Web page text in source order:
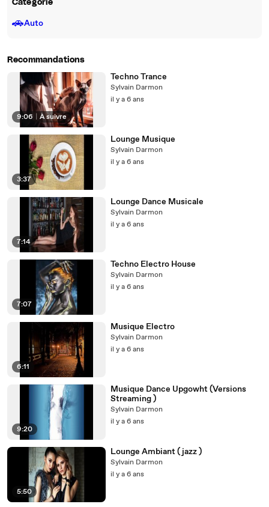
Catégorie
🚗Auto
Recommandations
9:06 À suivre
Techno Trance
Sylvain Darmon
il y a 6 ans
3:37
Lounge Musique
Sylvain Darmon
il y a 6 ans
7:14
Lounge Dance Musicale
Sylvain Darmon
il y a 6 ans
7:07
Techno Electro House
Sylvain Darmon
il y a 6 ans
6:11
Musique Electro
Sylvain Darmon
il y a 6 ans
9:20
Musique Dance Upgowht (Versions
Streaming )
Sylvain Darmon
il y a 6 ans
5:50
Lounge Ambiant ( jazz )
Sylvain Darmon
il y a 6 ans